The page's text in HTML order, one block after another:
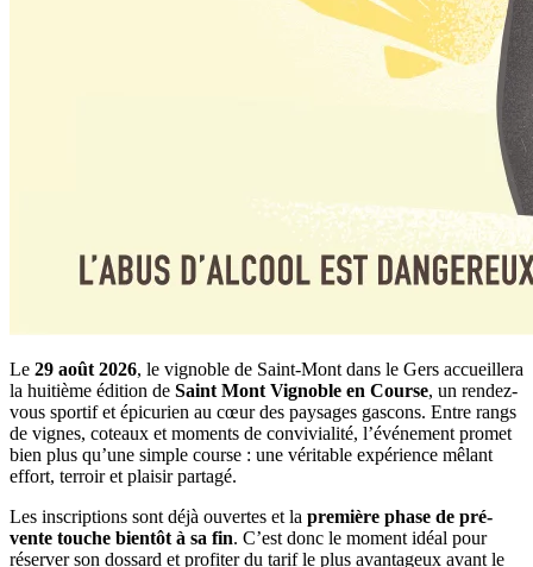
Le 29 août 2026, le vignoble de Saint-Mont dans le Gers accueillera
la huitième édition de Saint Mont Vignoble en Course, un rendez-
vous sportif et épicurien au cœur des paysages gascons. Entre rangs
de vignes, coteaux et moments de convivialité, l’événement promet
bien plus qu’une simple course : une véritable expérience mêlant
effort, terroir et plaisir partagé.
Les inscriptions sont déjà ouvertes et la première phase de pré-
vente touche bientôt à sa fin. C’est donc le moment idéal pour
réserver son dossard et profiter du tarif le plus avantageux avant le